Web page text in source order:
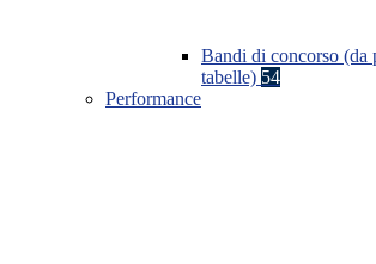
Bandi di concorso (da
tabelle) 54
Performance